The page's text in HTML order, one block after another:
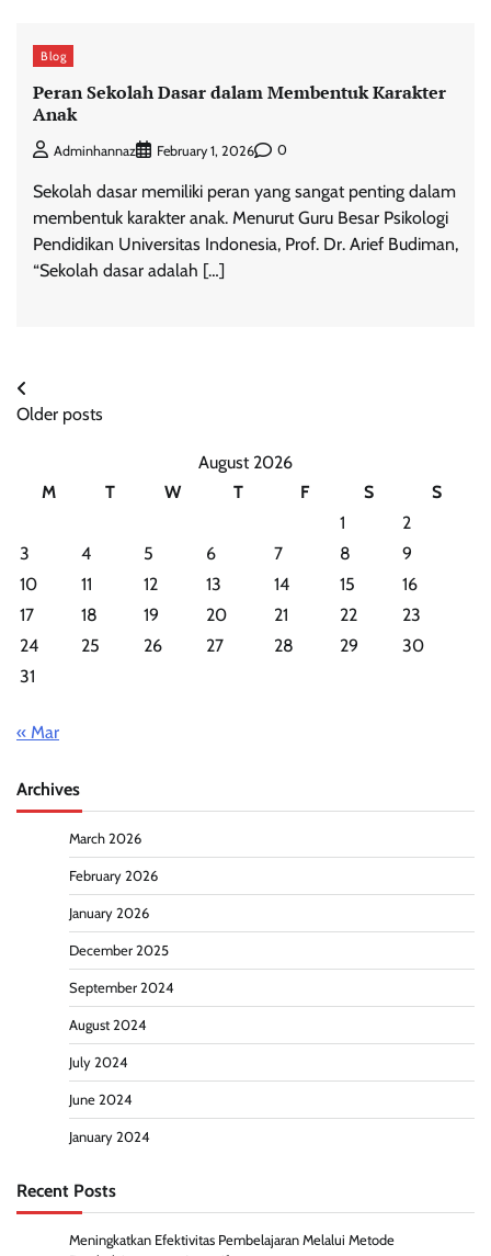
Blog
Peran Sekolah Dasar dalam Membentuk Karakter
Anak
Adminhannaz February 1, 2026 0
Sekolah dasar memiliki peran yang sangat penting dalam
membentuk karakter anak. Menurut Guru Besar Psikologi
Pendidikan Universitas Indonesia, Prof. Dr. Arief Budiman,
“Sekolah dasar adalah […]
Posts
navigation
Older posts
August 2026
M
T W T F S
S
1
2
3
4 5 6 7 8
9
10
11 12 13 14 15
16
17
18 19 20 21 22
23
24
25 26 27 28 29
30
31
« Mar
Archives
March 2026
February 2026
January 2026
December 2025
September 2024
August 2024
July 2024
June 2024
January 2024
Recent Posts
Meningkatkan Efektivitas Pembelajaran Melalui Metode